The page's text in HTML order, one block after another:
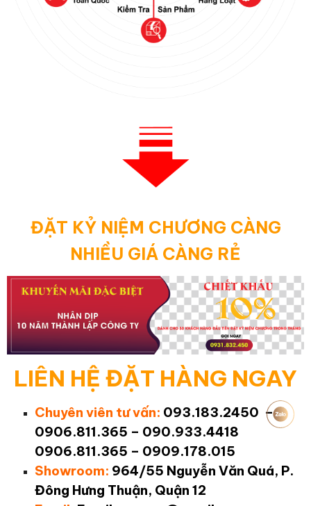
ĐẶT KỶ NIỆM CHƯƠNG CÀNG
NHIỀU GIÁ CÀNG RẺ
LIÊN HỆ ĐẶT HÀNG NGAY
Chuyên viên tư vấn: 093.183.2450 –
0906.811.365 – 090.933.4418
0906.811.365 – 0909.178.015
Showroom: 964/55 Nguyễn Văn Quá, P.
Đông Hưng Thuận, Quận 12